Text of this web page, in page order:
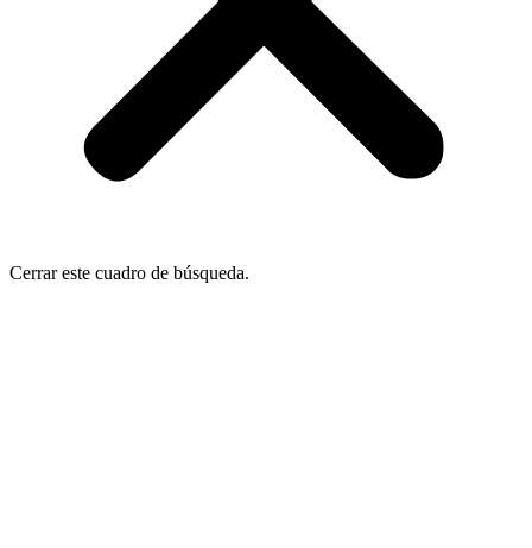
Cerrar este cuadro de búsqueda.